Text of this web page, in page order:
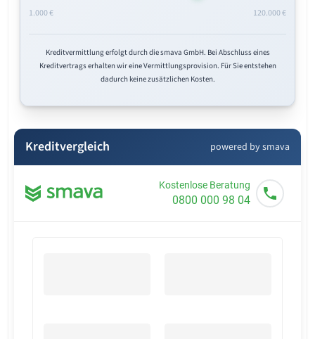
1.000 € 120.000 €
Kreditvermittlung erfolgt durch die smava GmbH. Bei Abschluss eines
Kreditvertrags erhalten wir eine Vermittlungsprovision. Für Sie entstehen
dadurch keine zusätzlichen Kosten.
Kreditvergleich powered by smava